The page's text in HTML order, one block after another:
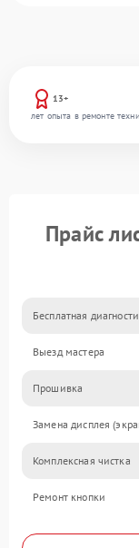
13+
лет опыта в ремонте
Прайс
Бесплатная
Выезд мастера
Прошивка
Замена дисплея
Комплексная чистка
Ремонт кнопки